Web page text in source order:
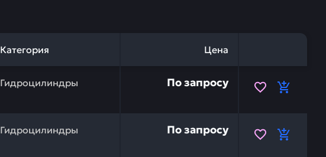
Категория Цена
Гидроцилиндры
правая KOMATSU 707-86-66321 — это инвестиция в
По запросу
Гидроцилиндры
левая KOMATSU 707-86-66291 — это инвестиция в
По запросу